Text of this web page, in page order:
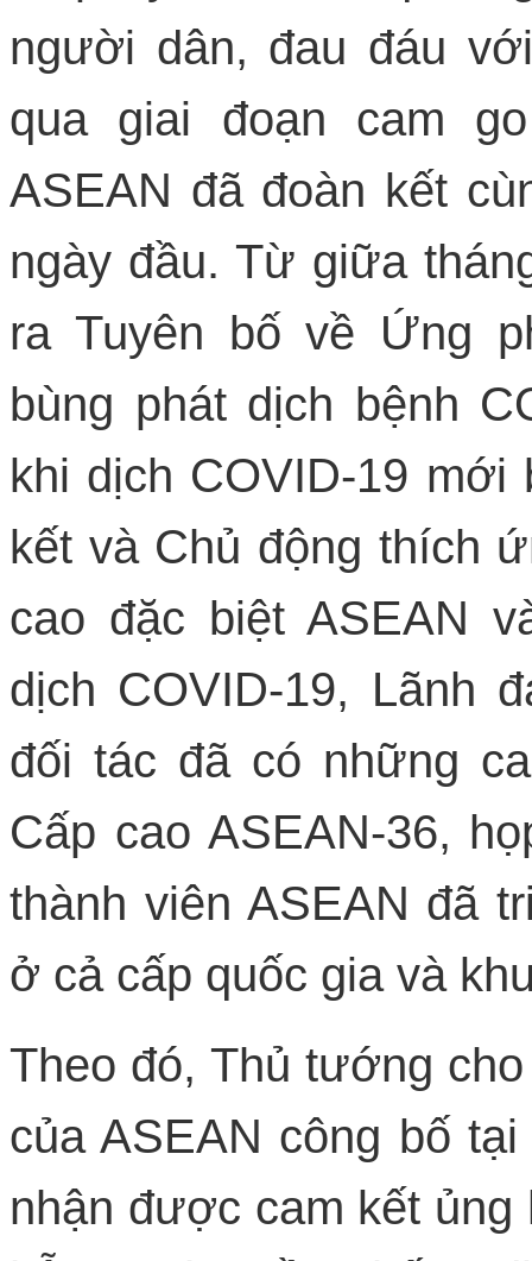
người dân, đau đáu
qua giai đoạn cam
ASEAN đã đoàn kết
ngày đầu. Từ giữa
ra Tuyên bố về Ứng
bùng phát dịch bệnh
khi dịch COVID-19 mới
kết và Chủ động thích
cao đặc biệt ASEAN
dịch COVID-19, Lãnh
đối tác đã có những
Cấp cao ASEAN-36,
thành viên ASEAN đã
ở cả cấp quốc gia và
Theo đó, Thủ tướng
của ASEAN công bố
nhận được cam kết